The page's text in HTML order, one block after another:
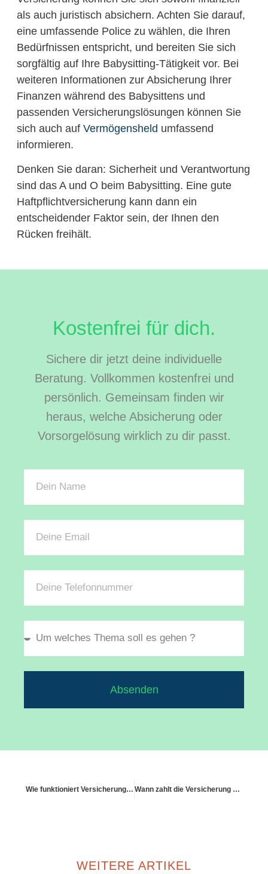
als auch juristisch absichern. Achten Sie darauf,
eine umfassende Police zu wählen, die Ihren
Bedürfnissen entspricht, und bereiten Sie sich
sorgfältig auf Ihre Babysitting-Tätigkeit vor. Bei
weiteren Informationen zur Absicherung Ihrer
Finanzen während des Babysittens und
passenden Versicherungslösungen können Sie
sich auch auf Vermögensheld umfassend
informieren.
Denken Sie daran: Sicherheit und Verantwortung
sind das A und O beim Babysitting. Eine gute
Haftpflichtversicherung kann dann ein
entscheidender Faktor sein, der Ihnen den
Rücken freihält.
Kostenfrei für dich.
Sichere dir jetzt deine individuelle
Beratung. Vollkommen kostenfrei und
persönlich. Gemeinsam finden wir
heraus, welche Absicherung oder
Vorsorgelösung wirklich zu dir passt.
Absenden
Wie funktioniert Versicherung bei ausgeliehenem E-Roller? Wann zahlt die Versicherung bei einem Fahrradunfall mit einem Fußgänger?
WEITERE ARTIKEL